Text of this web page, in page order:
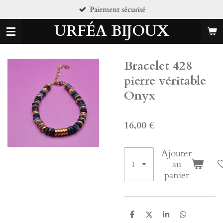
au
contenu
principal
URFÉA BIJOUX
Paiement sécurisé
Bracelet 428
pierre véritable
Onyx
16,00 €
Ajouter
au
panier
P
P
P
P